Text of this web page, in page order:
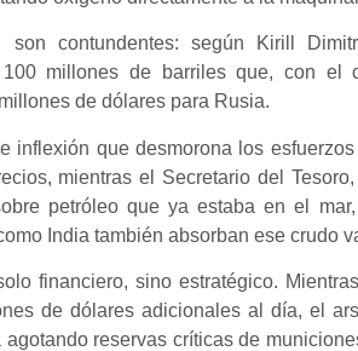
contundentes: según Kirill
millones de barriles que, con el
de dólares para Rusia.
inflexión que desmorona los
mientras el Secretario del
petróleo que ya estaba en el
India también absorban ese crudo
financiero, sino estratégico.
de dólares adicionales al día, el
reservas críticas de